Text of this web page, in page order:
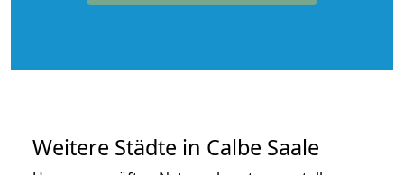
Weitere Städte in Calbe Saale